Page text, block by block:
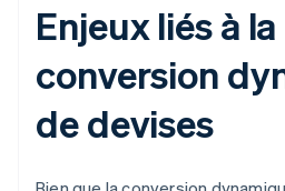
Enjeux liés à la
conversion
de devises